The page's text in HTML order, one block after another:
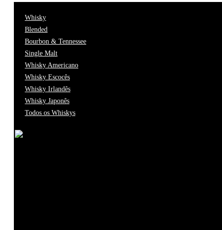
Whisky
Blended
Bourbon & Tennessee
Single Malt
Whisky Americano
Whisky Escocês
Whisky Irlandês
Whisky Japonês
Todos os Whiskys
Acessório
Aguardente 0
Alimentar 0